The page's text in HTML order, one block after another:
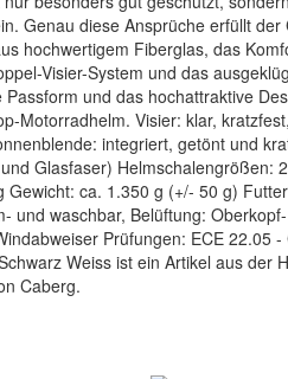
Genau diese Ansprüche erfüllt der
hochwertigem Fiberglas, das
Visier-System und das
und das hochattraktive
Motorradhelm. Visier: klar,
integriert, getönt und
Glasfaser) Helmschalengrößen:
Gewicht: ca. 1.350 g (+/- 50 g)
und waschbar, Belüftung:
Prüfungen: ECE 22.05 -
Weiss ist ein Artikel aus der
Caberg.